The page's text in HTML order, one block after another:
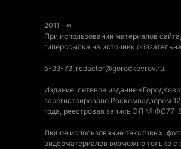
2011 - ∞
При использовании материалов
гиперссылка на источник
5-33-73, redactor@gorodkovrov.ru
Издание: сетевое издание
зарегистрировано Роскомнадзором
года, реестровая запись ЭЛ № ФС77-
Любое использование текстовых,
видеоматериалов возможно только с